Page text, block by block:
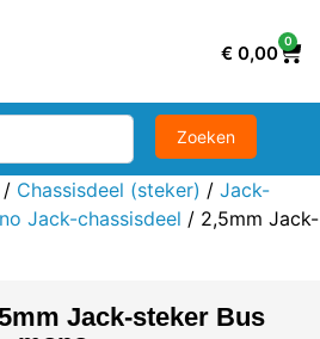
€ 0,00
0
/ Chassisdeel (steker) / Jack-
Jack-chassisdeel / 2,5mm Jack-
Jack-steker Bus